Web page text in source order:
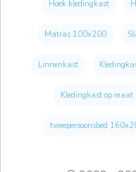
Hoek kledingkast
Matras 100x200
Linnenkast
Kledingkast op maat
tweepersoonsbed